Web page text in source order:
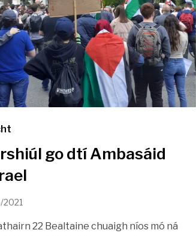
go dtí Ambasáid
22 Bealtaine chuaigh níos mó ná